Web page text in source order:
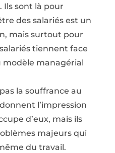
Ils sont là pour
des salariés est un
mais surtout pour
tiennent face
managérial
la souffrance au
l’impression
d’eux, mais ils
majeurs qui
du travail.